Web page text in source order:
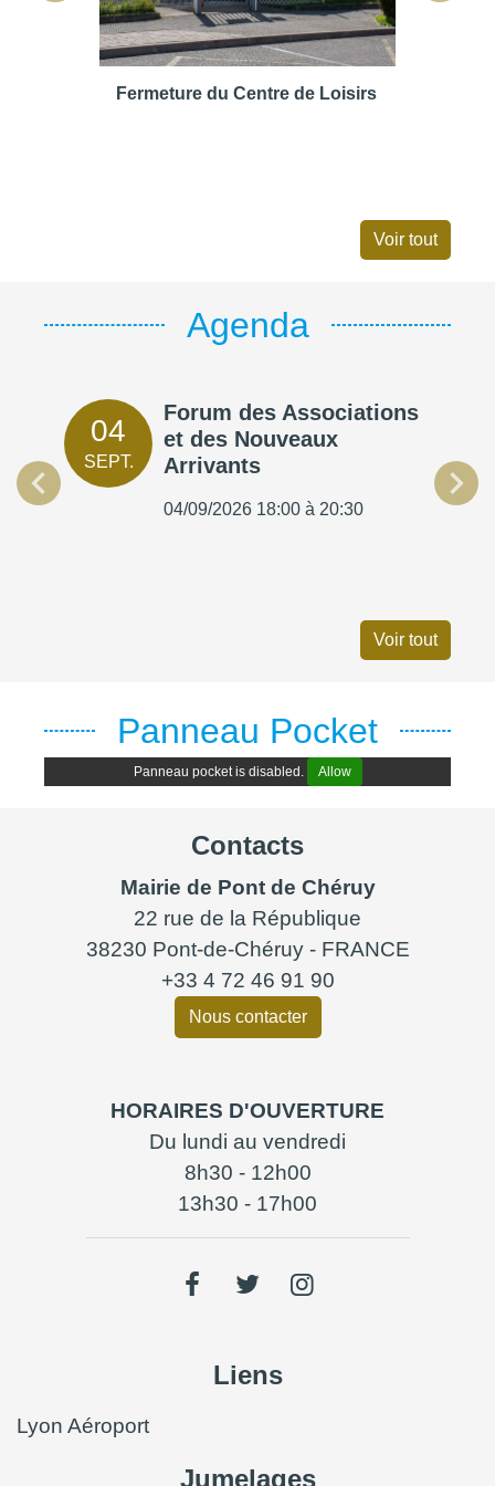
Fermeture du Centre de Loisirs
Voir tout
Agenda
04
SEPT.
Forum des Associations
et des Nouveaux
Arrivants
04/09/2026 18:00 à 20:30
OCT.
Voir tout
Panneau Pocket
Panneau pocket is disabled. Allow
Contacts
Mairie de Pont de Chéruy
22 rue de la République
38230 Pont-de-Chéruy - FRANCE
+33 4 72 46 91 90
Nous contacter
HORAIRES D'OUVERTURE
Du lundi au vendredi
8h30 - 12h00
13h30 - 17h00
Liens
Lyon Aéroport
Jumelages